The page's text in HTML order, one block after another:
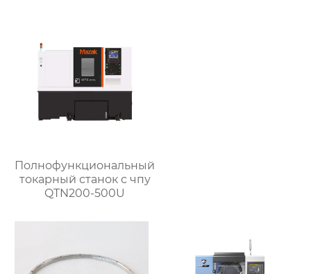
Полнофункциональный
токарный станок с чпу
QTN200-500U